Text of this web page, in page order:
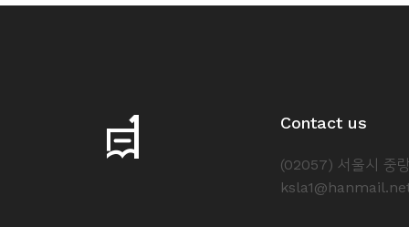
Contact us
(02057) 서울시 중